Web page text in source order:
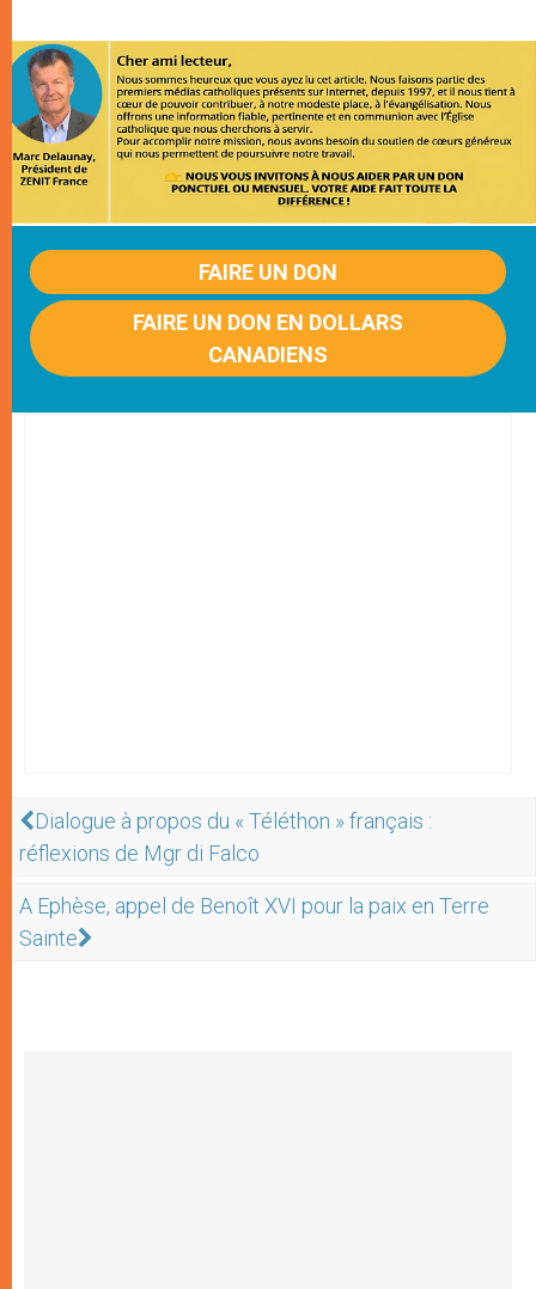
FAIRE UN DON
FAIRE UN DON EN DOLLARS
CANADIENS
Dialogue à propos du « Téléthon » français :
réflexions de Mgr di Falco
A Ephèse, appel de Benoît XVI pour la paix en Terre
Sainte